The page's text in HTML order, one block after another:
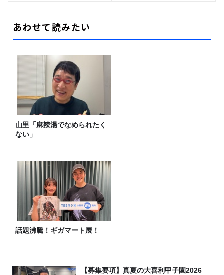
あわせて読みたい
山里「麻辣湯でなめられたく
ない」
話題沸騰！ギガマート展！
【募集要項】真夏の大喜利甲子園2026